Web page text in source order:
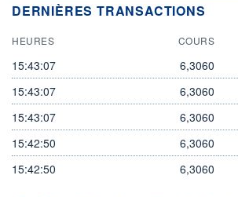
DERNIÈRES TRANSACTIONS
HEURES COURS
15:43:07 6,3060
15:43:07
6,3060
15:43:07
6,3060
15:42:50
6,3060
15:42:50
6,3060